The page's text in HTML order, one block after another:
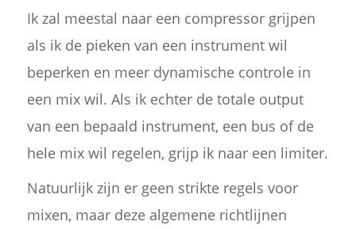
Ik zal meestal naar een compressor grijpen
als ik de pieken van een instrument wil
beperken en meer dynamische controle in
een mix wil. Als ik echter de totale output
van een bepaald instrument, een bus of de
hele mix wil regelen, grijp ik naar een limiter.
Natuurlijk zijn er geen strikte regels voor
mixen, maar deze algemene richtlijnen